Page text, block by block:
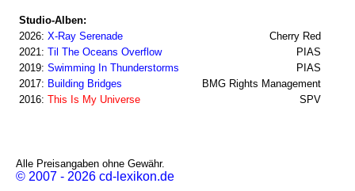
Studio-Alben:
2026: X-Ray Serenade
Cherry Red
2021: Til The Oceans Overflow
PIAS
2019: Swimming In Thunderstorms
PIAS
2017: Building Bridges
BMG Rights Management
2016: This Is My Universe SPV
Alle Preisangaben ohne Gewähr.
© 2007 - 2026 cd-lexikon.de